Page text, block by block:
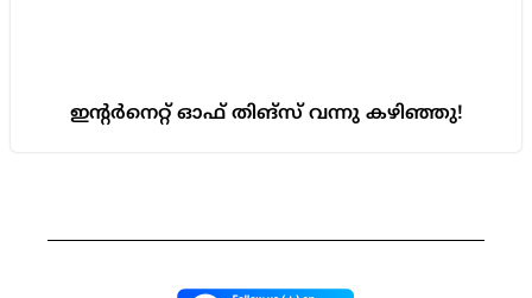
ഇന്റർനെറ്റ് ഓഫ് തിങ്‌സ് വന്നു കഴിഞ്ഞു!